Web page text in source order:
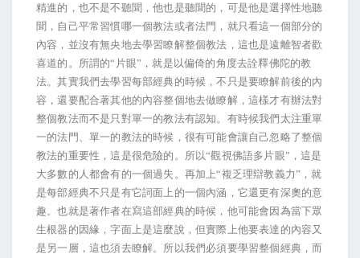
精進的，也不是不聽聞，他也是聽聞的，可是他是選擇性地聽
聞，自己平常習慣哪一個教法或者法門，就只看這一個部分的
內容，並沒有無央地去學習瞭解整個教法，這也是遠離智者歡
喜道的。所謂的“片眼”，就是以偏倚的角度去詮釋佛陀的教
法。其實我們去學習每部經典的時候，不只是要瞭解前後的內
容，還要配合著其他的內容整個地去做瞭解，這樣才有辦法對
整個教法而不是只對單一的教法有認知。有時候我們太注重單
一的法門、單一的教法的時候，很有可能會讓自己忽略了整個
教法的重要性，這是很危險的。所以“觀視佛語多片眼”，這是
大多數的人都會有的一個過失。再加上“複乏理辯教義力”，就
是每部經典不只是有它詞面上的一個內涵，它還更有深奧的意
趣。也就是著作者在寫這部經典的時候，他可能會因為當下眾
生根器的因緣，字面上是這麼說，但實際上他要表達的內容又
是另一層，這也須去瞭解。所以我們必須要學習整個經典，而